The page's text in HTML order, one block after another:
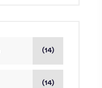
(14)
(14)